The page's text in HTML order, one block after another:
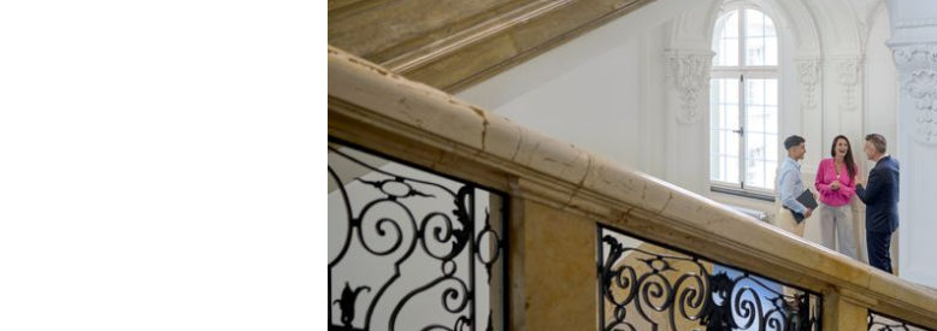
Conditions attractives et prestations
Travailler à la BNS exige de la responsabilité, de
donc mis en place un cadre stimulant, qui fournit à nos
conditions idéales à leur succès professionnel et personnel.
Nos collaboratrices et collaborateurs bénéficient de services
attrayantes, de réductions sur l'offre Reka et d'un